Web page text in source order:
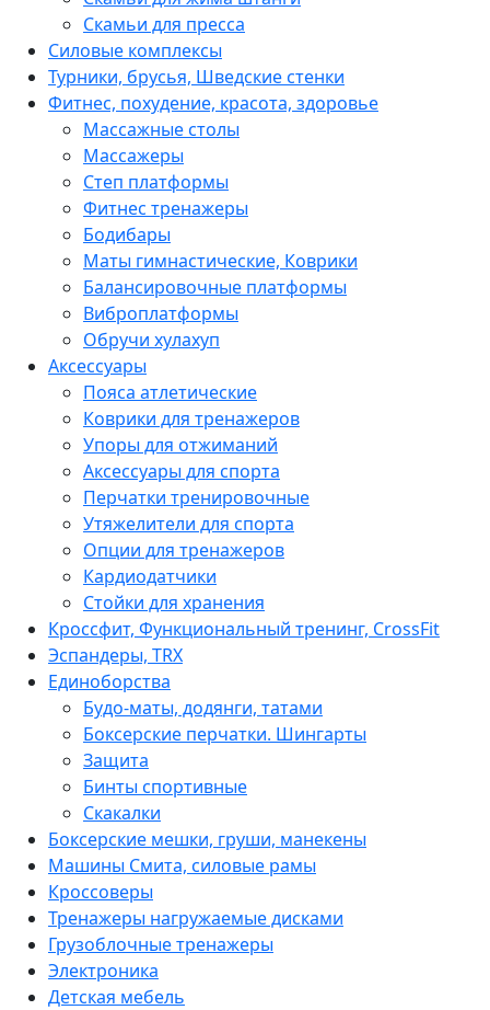
Скамьи для пресса
Силовые комплексы
Турники, брусья, Шведские стенки
Фитнес, похудение, красота, здоровье
Массажные столы
Массажеры
Степ платформы
Фитнес тренажеры
Бодибары
Маты гимнастические, Коврики
Балансировочные платформы
Виброплатформы
Обручи хулахуп
Аксессуары
Пояса атлетические
Коврики для тренажеров
Упоры для отжиманий
Аксессуары для спорта
Перчатки тренировочные
Утяжелители для спорта
Опции для тренажеров
Кардиодатчики
Стойки для хранения
Кроссфит, Функциональный тренинг, CrossFit
Эспандеры, TRX
Единоборства
Будо-маты, додянги, татами
Боксерские перчатки. Шингарты
Защита
Бинты спортивные
Скакалки
Боксерские мешки, груши, манекены
Машины Смита, силовые рамы
Кроссоверы
Тренажеры нагружаемые дисками
Грузоблочные тренажеры
Электроника
Детская мебель